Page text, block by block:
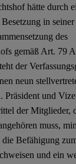
hätte durch
in
des
gemäß Art. 79
der
neun
Präsident und
der Mitglieder,
muss,
Befähigung
und ein